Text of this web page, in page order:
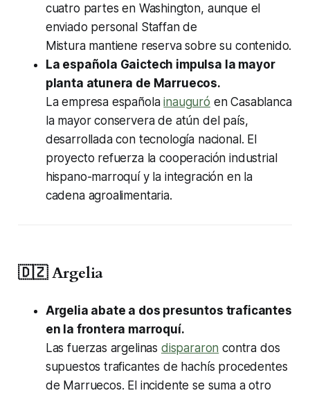
cuatro partes en Washington, aunque el
enviado personal Staffan de
Mistura mantiene reserva sobre su contenido.
La española Gaictech impulsa la mayor
planta atunera de Marruecos.
La empresa españolainauguró en Casablanca
la mayor conservera de atún del país,
desarrollada con tecnología nacional. El
proyecto refuerza la cooperación industrial
hispano-marroquí y la integración en la
cadena agroalimentaria.
🇩🇿 Argelia
Argelia abate a dos presuntos traficantes
en la frontera marroquí.
Las fuerzas argelinas dispararon contra dos
supuestos traficantes de hachís procedentes
de Marruecos. El incidente se suma a otro